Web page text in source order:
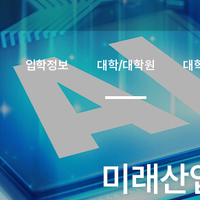
미래산
입학정보 대학/대학원 대